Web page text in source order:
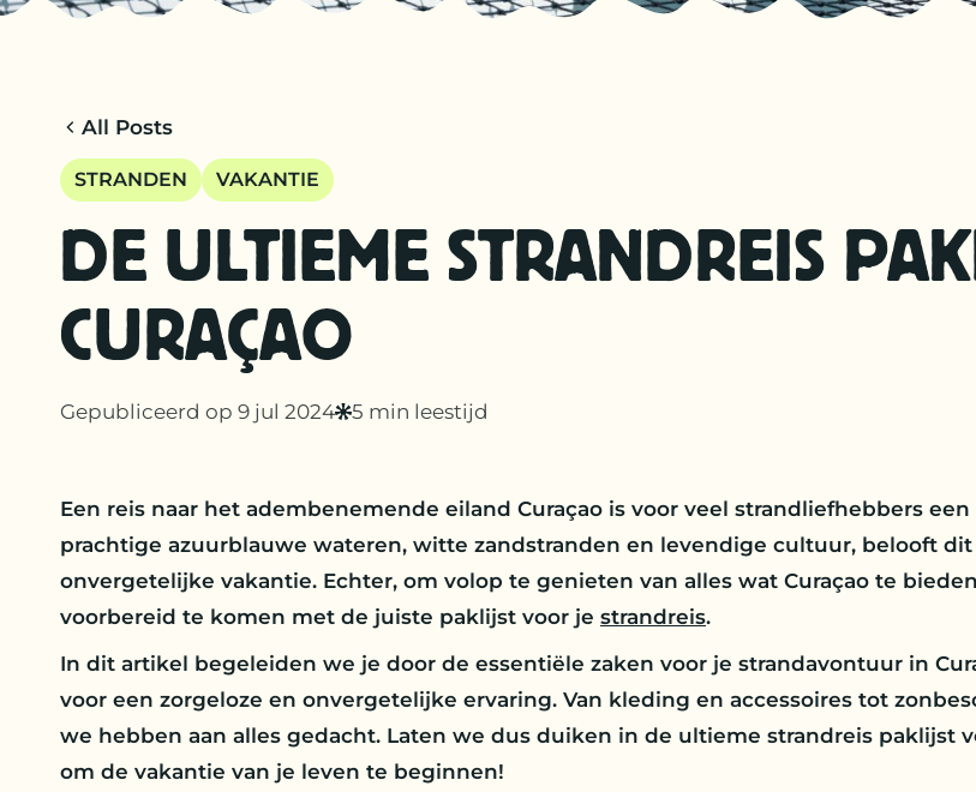
All Posts
STRANDEN VAKANTIE
DE ULTIEME STRANDREIS
CURAÇAO
Gepubliceerd op 9 jul 2024 5 min leestijd
Een reis naar het adembenemende eiland Curaçao is voor veel strandliefhebbers
prachtige azuurblauwe wateren, witte zandstranden en levendige cultuur, belooft dit
onvergetelijke vakantie. Echter, om volop te genieten van alles wat Curaçao te
voorbereid te komen met de juiste paklijst voor je strandreis.
In dit artikel begeleiden we je door de essentiële zaken voor je strandavontuur in
voor een zorgeloze en onvergetelijke ervaring. Van kleding en accessoires tot
we hebben aan alles gedacht. Laten we dus duiken in de ultieme strandreis paklijst
om de vakantie van je leven te beginnen!